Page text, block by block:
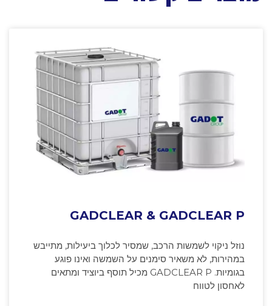
GADCLEAR & GADCLEAR P
נוזל ניקוי לשמשות הרכב, שמסיר לכלוך ביעילות, מתייבש
במהירות, לא משאיר סימנים על השמשה ואינו פוגע
בגומיות. GADCLEAR P מכיל תוסף ביוציד ומתאים
לאחסון לטווח